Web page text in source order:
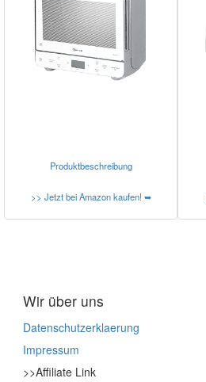
Produktbeschreibung
>> Jetzt bei Amazon kaufen! ➥
Wir über uns
Datenschutzerklaerung
Impressum
>>Affiliate Link